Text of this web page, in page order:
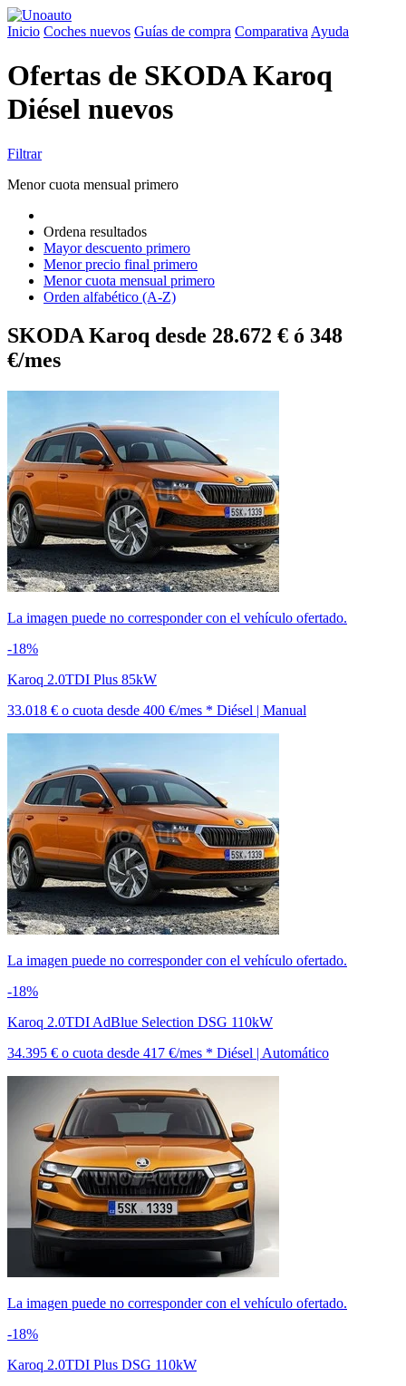
Inicio Coches nuevos Guías de compra Comparativa Ayuda
Ofertas de SKODA Karoq
Diésel nuevos
Filtrar
Menor cuota mensual primero
Ordena resultados
Mayor descuento primero
Menor precio final primero
Menor cuota mensual primero
Orden alfabético (A-Z)
SKODA Karoq desde 28.672 € ó 348
€/mes
La imagen puede no corresponder con el vehículo ofertado.
-18%
Karoq 2.0TDI Plus 85kW
33.018 € o cuota desde 400 €/mes * Diésel | Manual
La imagen puede no corresponder con el vehículo ofertado.
-18%
Karoq 2.0TDI AdBlue Selection DSG 110kW
34.395 € o cuota desde 417 €/mes * Diésel | Automático
La imagen puede no corresponder con el vehículo ofertado.
-18%
Karoq 2.0TDI Plus DSG 110kW